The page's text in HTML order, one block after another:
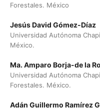
Forestales. México
Jesús David Gómez-Díaz
Universidad Autónoma
México.
Ma. Amparo Borja-de la
Universidad Autónoma
Forestales. México.
Adán Guillermo Ramírez